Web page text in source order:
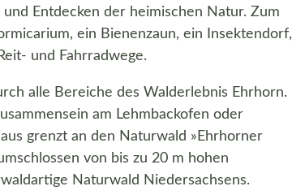
Entdecken der heimischen Natur. Zum
ein Bienenzaun, ein Insektendorf,
und Fahrradwege.
alle Bereiche des Walderlebnis Ehrhorn.
am Lehmbackofen oder
grenzt an den Naturwald »Ehrhorner
von bis zu 20 m hohen
Naturwald Niedersachsens.